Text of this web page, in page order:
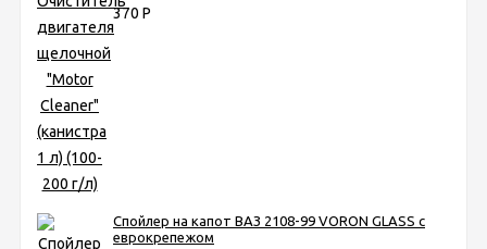
370 Р
Спойлер на капот ВАЗ 2108-99 VORON GLASS с
еврокрепежом